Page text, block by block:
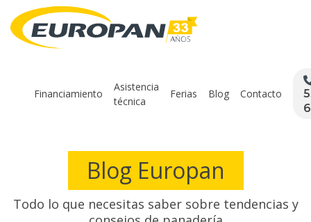
Financiamiento
Asistencia
técnica
Ferias Blog Contacto
Blog Europan
Todo lo que necesitas saber sobre tendencias y